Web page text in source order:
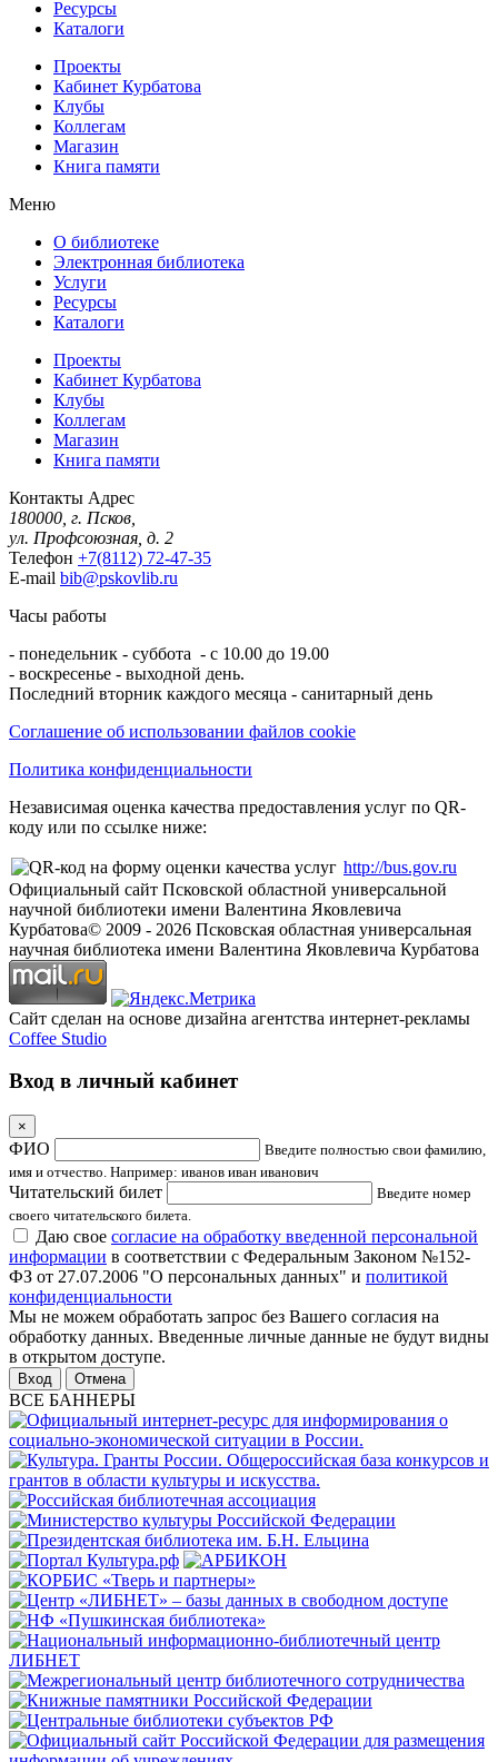
Ресурсы
Каталоги
Проекты
Кабинет Курбатова
Клубы
Коллегам
Магазин
Книга памяти
Меню
О библиотеке
Электронная библиотека
Услуги
Ресурсы
Каталоги
Проекты
Кабинет Курбатова
Клубы
Коллегам
Магазин
Книга памяти
Контакты Адрес
180000, г. Псков,
ул. Профсоюзная, д. 2
Телефон +7(8112) 72-47-35
E-mail bib@pskovlib.ru
Часы работы
- понедельник - суббота - с 10.00 до 19.00
- воскресенье - выходной день.
Последний вторник каждого месяца - санитарный день
Соглашение об использовании файлов cookie
Политика конфиденциальности
Независимая оценка качества предоставления услуг по QR-
коду или по ссылке ниже:
http://bus.gov.ru
Официальный сайт Псковской областной универсальной
научной библиотеки имени Валентина Яковлевича
Курбатова© 2009 - 2026 Псковская областная универсальная
научная библиотека имени Валентина Яковлевича Курбатова
Сайт сделан на основе дизайна агентства интернет-рекламы
Coffee Studio
Вход в личный кабинет
×
ФИО
Введите полностью свои фамилию,
имя и отчество. Например: иванов иван иванович
Читательский билет
Введите номер
своего читательского билета.
Даю свое согласие на обработку введенной персональной
информации в соответствии с Федеральным Законом №152-
ФЗ от 27.07.2006 "О персональных данных" и политикой
конфиденциальности
Мы не можем обработать запрос без Вашего согласия на
обработку данных. Введенные личные данные не будут видны
в открытом доступе.
Отмена
ВСЕ БАННЕРЫ